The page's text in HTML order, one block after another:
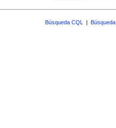
Búsqueda CQL